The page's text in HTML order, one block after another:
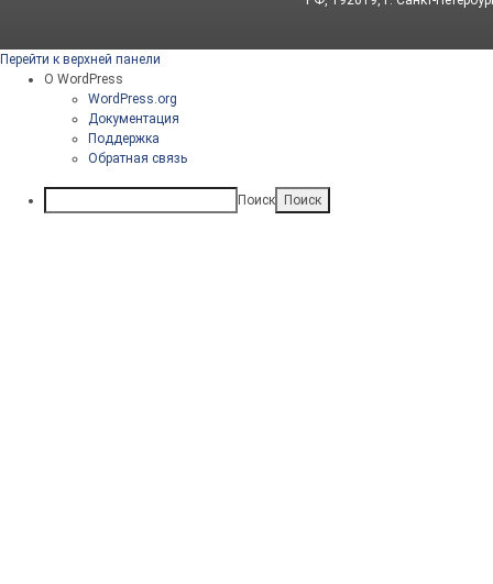
Перейти к верхней панели
О WordPress
WordPress.org
Документация
Поддержка
Обратная связь
Поиск